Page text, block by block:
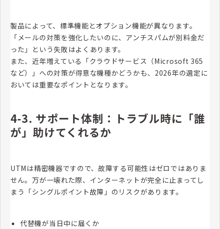
製品によって、標準機能とオプション機能が異なります。
「メールの対策を強化したいのに、アンチスパムが別料金だ
った」という失敗はよくあります。
また、近年増えている「クラウドサービス（Microsoft 365
など）」への対策が得意な機種かどうかも、2026年の選定に
おいては重要なポイントとなります。
4-3. サポート体制：トラブル時に「誰
が」助けてくれるか
UTMは精密機器ですので、故障する可能性はゼロではありま
せん。万が一壊れた際、インターネットが完全に止まってし
まう「シングルポイント故障」のリスクがあります。
代替機が当日中に届くか